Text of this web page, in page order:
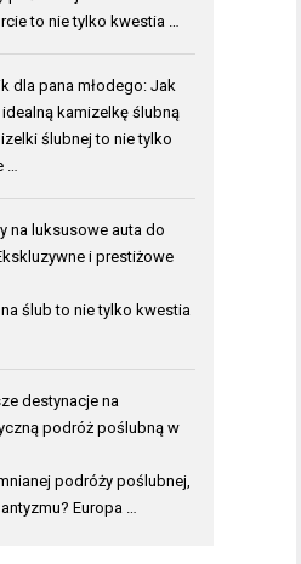
to nie tylko kwestia …
dla pana młodego: Jak
kamizelkę ślubną
ślubnej to nie tylko
na luksusowe auta do
i prestiżowe
ślub to nie tylko kwestia
destynacje na
podróż poślubną w
podróży poślubnej,
Europa …